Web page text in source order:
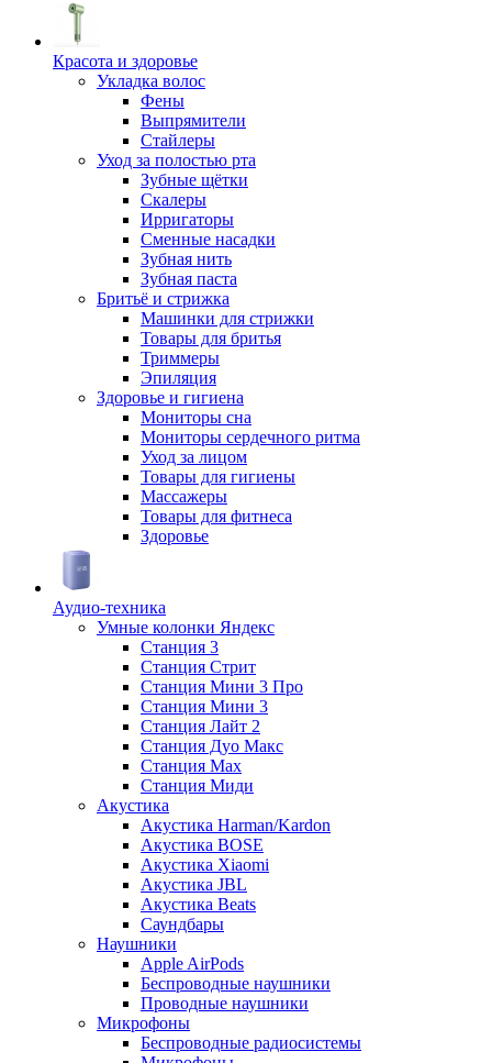
Красота и здоровье
Укладка волос
Фены
Выпрямители
Стайлеры
Уход за полостью рта
Зубные щётки
Скалеры
Ирригаторы
Сменные насадки
Зубная нить
Зубная паста
Бритьё и стрижка
Машинки для стрижки
Товары для бритья
Триммеры
Эпиляция
Здоровье и гигиена
Мониторы сна
Мониторы сердечного ритма
Уход за лицом
Товары для гигиены
Массажеры
Товары для фитнеса
Здоровье
Аудио-техника
Умные колонки Яндекс
Станция 3
Станция Стрит
Станция Мини 3 Про
Станция Мини 3
Станция Лайт 2
Станция Дуо Макс
Станция Max
Станция Миди
Акустика
Акустика Harman/Kardon
Акустика BOSE
Акустика Xiaomi
Акустика JBL
Акустика Beats
Саундбары
Наушники
Apple AirPods
Беспроводные наушники
Проводные наушники
Микрофоны
Беспроводные радиосистемы